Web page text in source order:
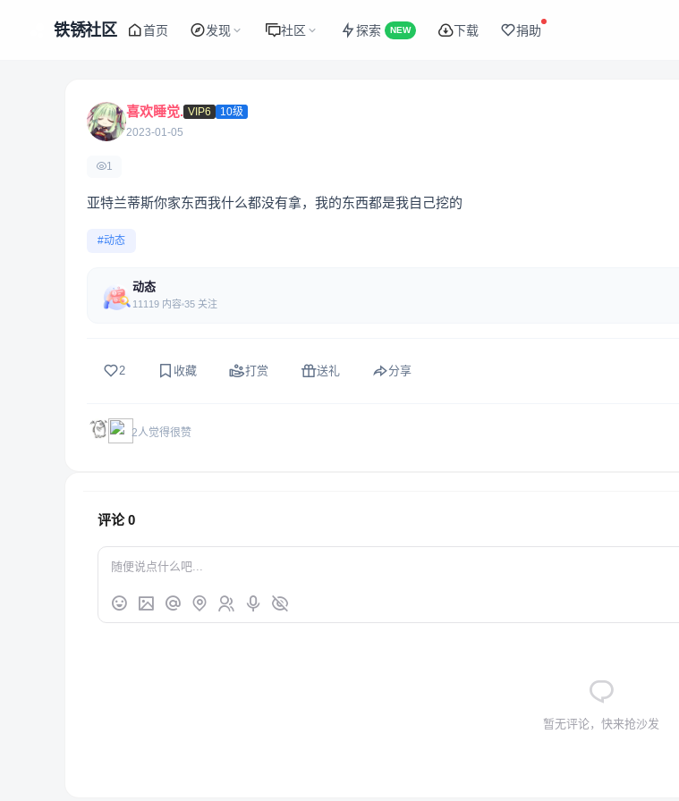
铁锈社区 首页 发现 社区 探索 NEW 下载 捐助
喜欢睡觉. VIP6
10级
2023-01-05
1
亚特兰蒂斯你家东西我什么都没有拿，我的东西都是我自己挖的
#动态
动态
11119 内容 35 关注
2 收藏 打赏 送礼 分享
2人觉得很赞
评论0
暂无评论，快来抢沙发